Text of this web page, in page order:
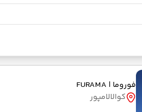
فوروما | FURAMA
کوالالامپور